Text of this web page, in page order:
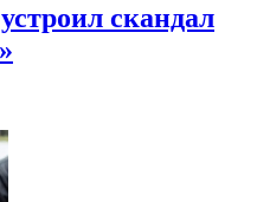
скандал